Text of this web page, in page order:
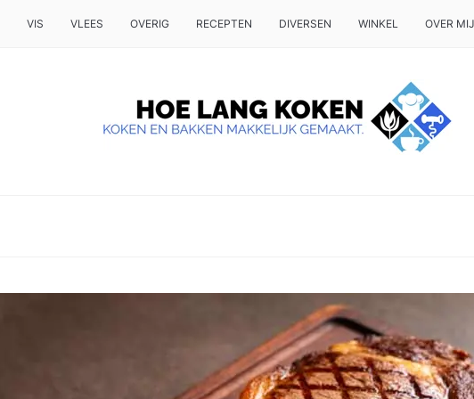
VIS VLEES OVERIG RECEPTEN DIVERSEN WINKEL OVER MIJ